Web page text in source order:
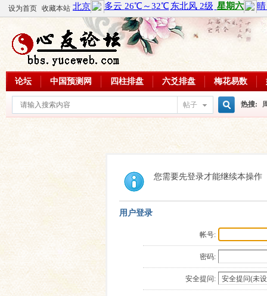
设为首页 收藏本站
论坛 中国预测网 四柱排盘 六爻排盘 梅花易数
帖子
索
热搜:
周易教
每日一
您需要先登录才能继续本操作
用户登录
帐号:
密码:
安全提问: